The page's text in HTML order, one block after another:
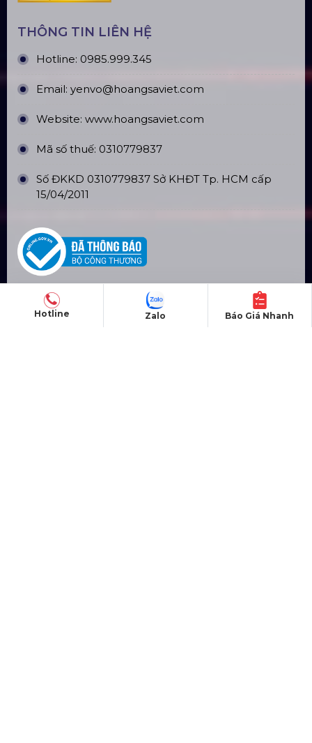
THÔNG TIN LIÊN HỆ
Hotline: 0985.999.345
Email: yenvo@hoangsaviet.com
Website: www.hoangsaviet.com
Mã số thuế: 0310779837
Số ĐKKD 0310779837 Sở KHĐT Tp. HCM cấp
15/04/2011
Hotline Báo Giá Nhanh
Zalo